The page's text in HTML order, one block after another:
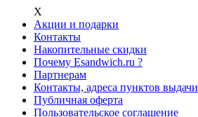
Х
Акции и подарки
Контакты
Накопительные скидки
Почему Esandwich.ru ?
Партнерам
Контакты, адреса пунктов выдачи
Публичная оферта
Пользовательское соглашение